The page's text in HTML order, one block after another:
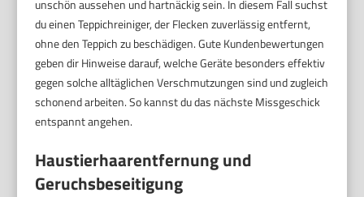
unschön aussehen und hartnäckig sein. In diesem Fall suchst
du einen Teppichreiniger, der Flecken zuverlässig entfernt,
ohne den Teppich zu beschädigen. Gute Kundenbewertungen
geben dir Hinweise darauf, welche Geräte besonders effektiv
gegen solche alltäglichen Verschmutzungen sind und zugleich
schonend arbeiten. So kannst du das nächste Missgeschick
entspannt angehen.
Haustierhaarentfernung und
Geruchsbeseitigung